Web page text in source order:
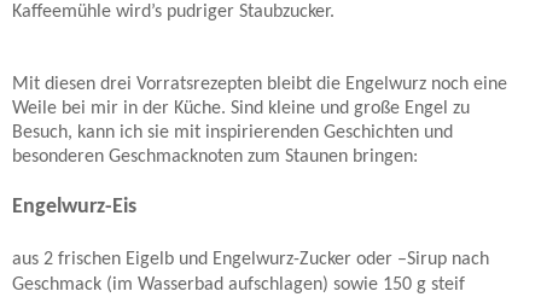
Kaffeemühle wird’s pudriger Staubzucker.
Mit diesen drei Vorratsrezepten bleibt die Engelwurz noch eine
Weile bei mir in der Küche. Sind kleine und große Engel zu
Besuch, kann ich sie mit inspirierenden Geschichten und
besonderen Geschmacknoten zum Staunen bringen:
Engelwurz-Eis
aus 2 frischen Eigelb und Engelwurz-Zucker oder –Sirup nach
Geschmack (im Wasserbad aufschlagen) sowie 150 g steif